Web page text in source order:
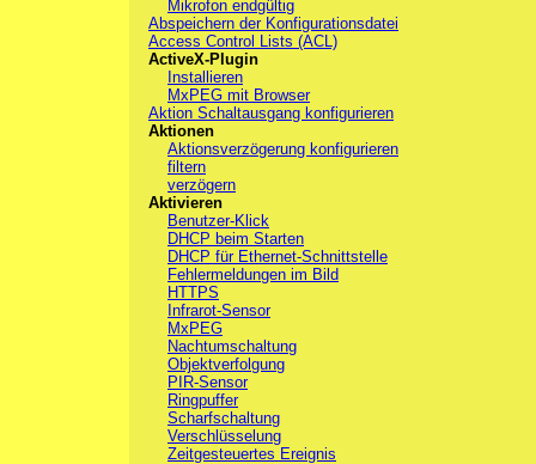
Mikrofon endgültig
Abspeichern der Konfigurationsdatei
Access Control Lists (ACL)
ActiveX-Plugin
Installieren
MxPEG mit Browser
Aktion Schaltausgang konfigurieren
Aktionen
Aktionsverzögerung konfigurieren
filtern
verzögern
Aktivieren
Benutzer-Klick
DHCP beim Starten
DHCP für Ethernet-Schnittstelle
Fehlermeldungen im Bild
HTTPS
Infrarot-Sensor
MxPEG
Nachtumschaltung
Objektverfolgung
PIR-Sensor
Ringpuffer
Scharfschaltung
Verschlüsselung
Zeitgesteuertes Ereignis